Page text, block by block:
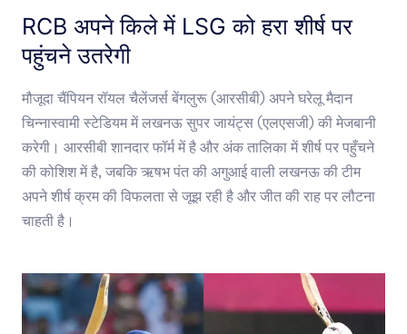
RCB अपने किले में LSG को हरा शीर्ष पर
पहुंचने उतरेगी
मौजूदा चैंपियन रॉयल चैलेंजर्स बेंगलुरू (आरसीबी) अपने घरेलू मैदान
चिन्नास्वामी स्टेडियम में लखनऊ सुपर जायंट्स (एलएसजी) की मेजबानी
करेगी। आरसीबी शानदार फॉर्म में है और अंक तालिका में शीर्ष पर पहुँचने
की कोशिश में है, जबकि ऋषभ पंत की अगुआई वाली लखनऊ की टीम
अपने शीर्ष क्रम की विफलता से जूझ रही है और जीत की राह पर लौटना
चाहती है।